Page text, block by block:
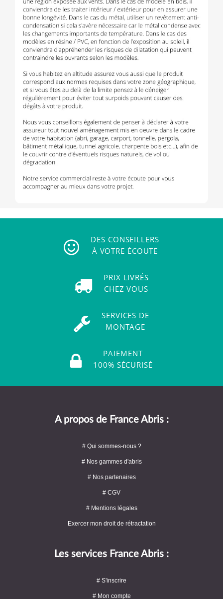
DES CONSEILLERS
À VOTRE ÉCOUTE
PRIX LIVRÉS
CHEZ VOUS
SERVICES DE
MONTAGE
PAIEMENT
100% SÉCURISÉ
A propos de France Abris :
# Qui sommes-nous ?
# Nos gammes d'abris
# Nos partenaires
# CGV
# Mentions légales
Exercer mon droit de rétractation
Les services France Abris :
# S'inscrire
# Mon compte